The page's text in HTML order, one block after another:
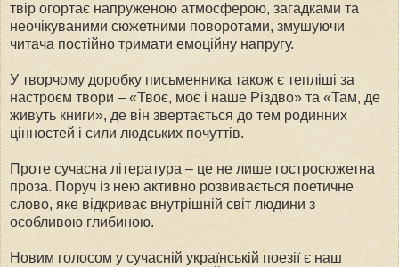
твір огортає напруженою атмосферою, загадками та
неочікуваними сюжетними поворотами, змушуючи
читача постійно тримати емоційну напругу.
У творчому доробку письменника також є тепліші за
настроєм твори – «Твоє, моє і наше Різдво» та «Там, де
живуть книги», де він звертається до тем родинних
цінностей і сили людських почуттів.
Проте сучасна література – це не лише гостросюжетна
проза. Поруч із нею активно розвивається поетичне
слово, яке відкриває внутрішній світ людини з
особливою глибиною.
Новим голосом у сучасній українській поезії є наш